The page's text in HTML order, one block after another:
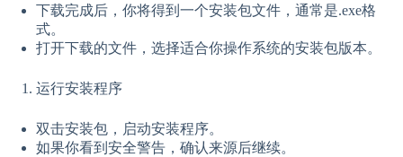
下载完成后，你将得到一个安装包文件，通常是.exe格
式。
打开下载的文件，选择适合你操作系统的安装包版本。
运行安装程序
双击安装包，启动安装程序。
如果你看到安全警告，确认来源后继续。